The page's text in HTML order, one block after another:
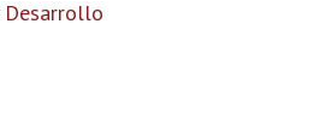
Desarrollo